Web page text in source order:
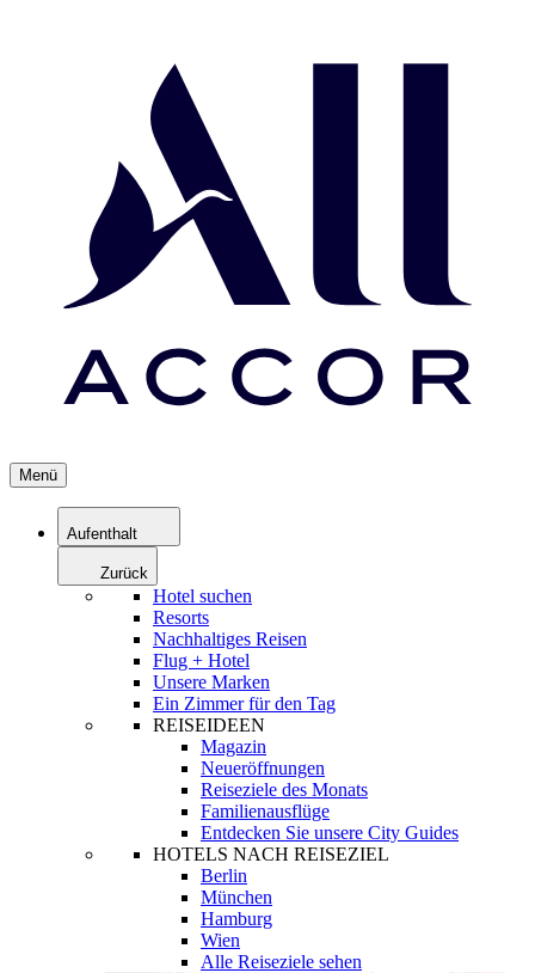
Menü
Aufenthalt
Zurück
Hotel suchen
Resorts
Nachhaltiges Reisen
Flug + Hotel
Unsere Marken
Ein Zimmer für den Tag
REISEIDEEN
Magazin
Neueröffnungen
Reiseziele des Monats
Familienausflüge
Entdecken Sie unsere City Guides
HOTELS NACH REISEZIEL
Berlin
München
Hamburg
Wien
Alle Reiseziele sehen